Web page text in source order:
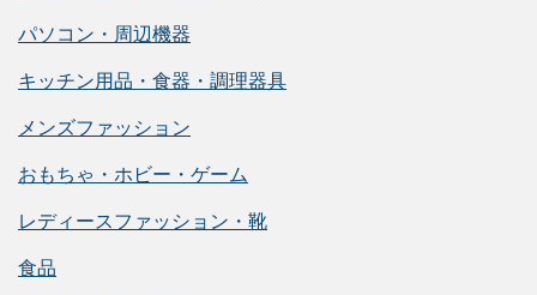
パソコン・周辺機器
キッチン用品・食器・調理器具
メンズファッション
おもちゃ・ホビー・ゲーム
レディースファッション・靴
食品